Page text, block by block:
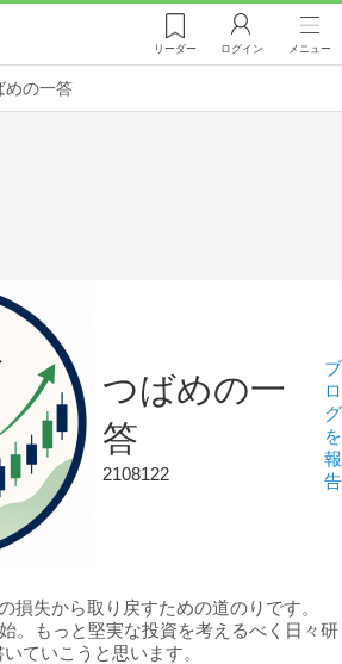
リーダー ログイン メニュー
めの一答
つばめの一
答
2108122
ブ
ロ
グ
を
報
告
損失から取り戻すための道のりです。
。もっと堅実な投資を考えるべく日々研
ていこうと思います。